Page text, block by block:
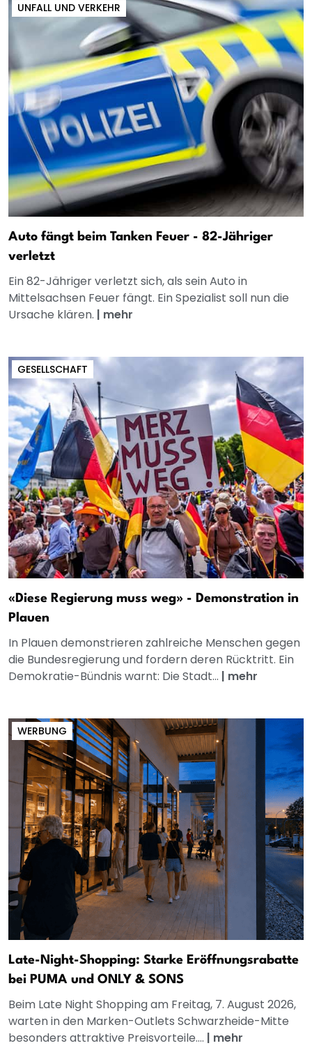
UNFALL UND VERKEHR
Auto fängt beim Tanken Feuer - 82-Jähriger
verletzt
Ein 82-Jähriger verletzt sich, als sein Auto in
Mittelsachsen Feuer fängt. Ein Spezialist soll nun die
Ursache klären. | mehr
GESELLSCHAFT
«Diese Regierung muss weg» - Demonstration in
Plauen
In Plauen demonstrieren zahlreiche Menschen gegen
die Bundesregierung und fordern deren Rücktritt. Ein
Demokratie-Bündnis warnt: Die Stadt... | mehr
WERBUNG
Late-Night-Shopping: Starke Eröffnungsrabatte
bei PUMA und ONLY & SONS
Beim Late Night Shopping am Freitag, 7. August 2026,
warten in den Marken-Outlets Schwarzheide-Mitte
besonders attraktive Preisvorteile.... | mehr